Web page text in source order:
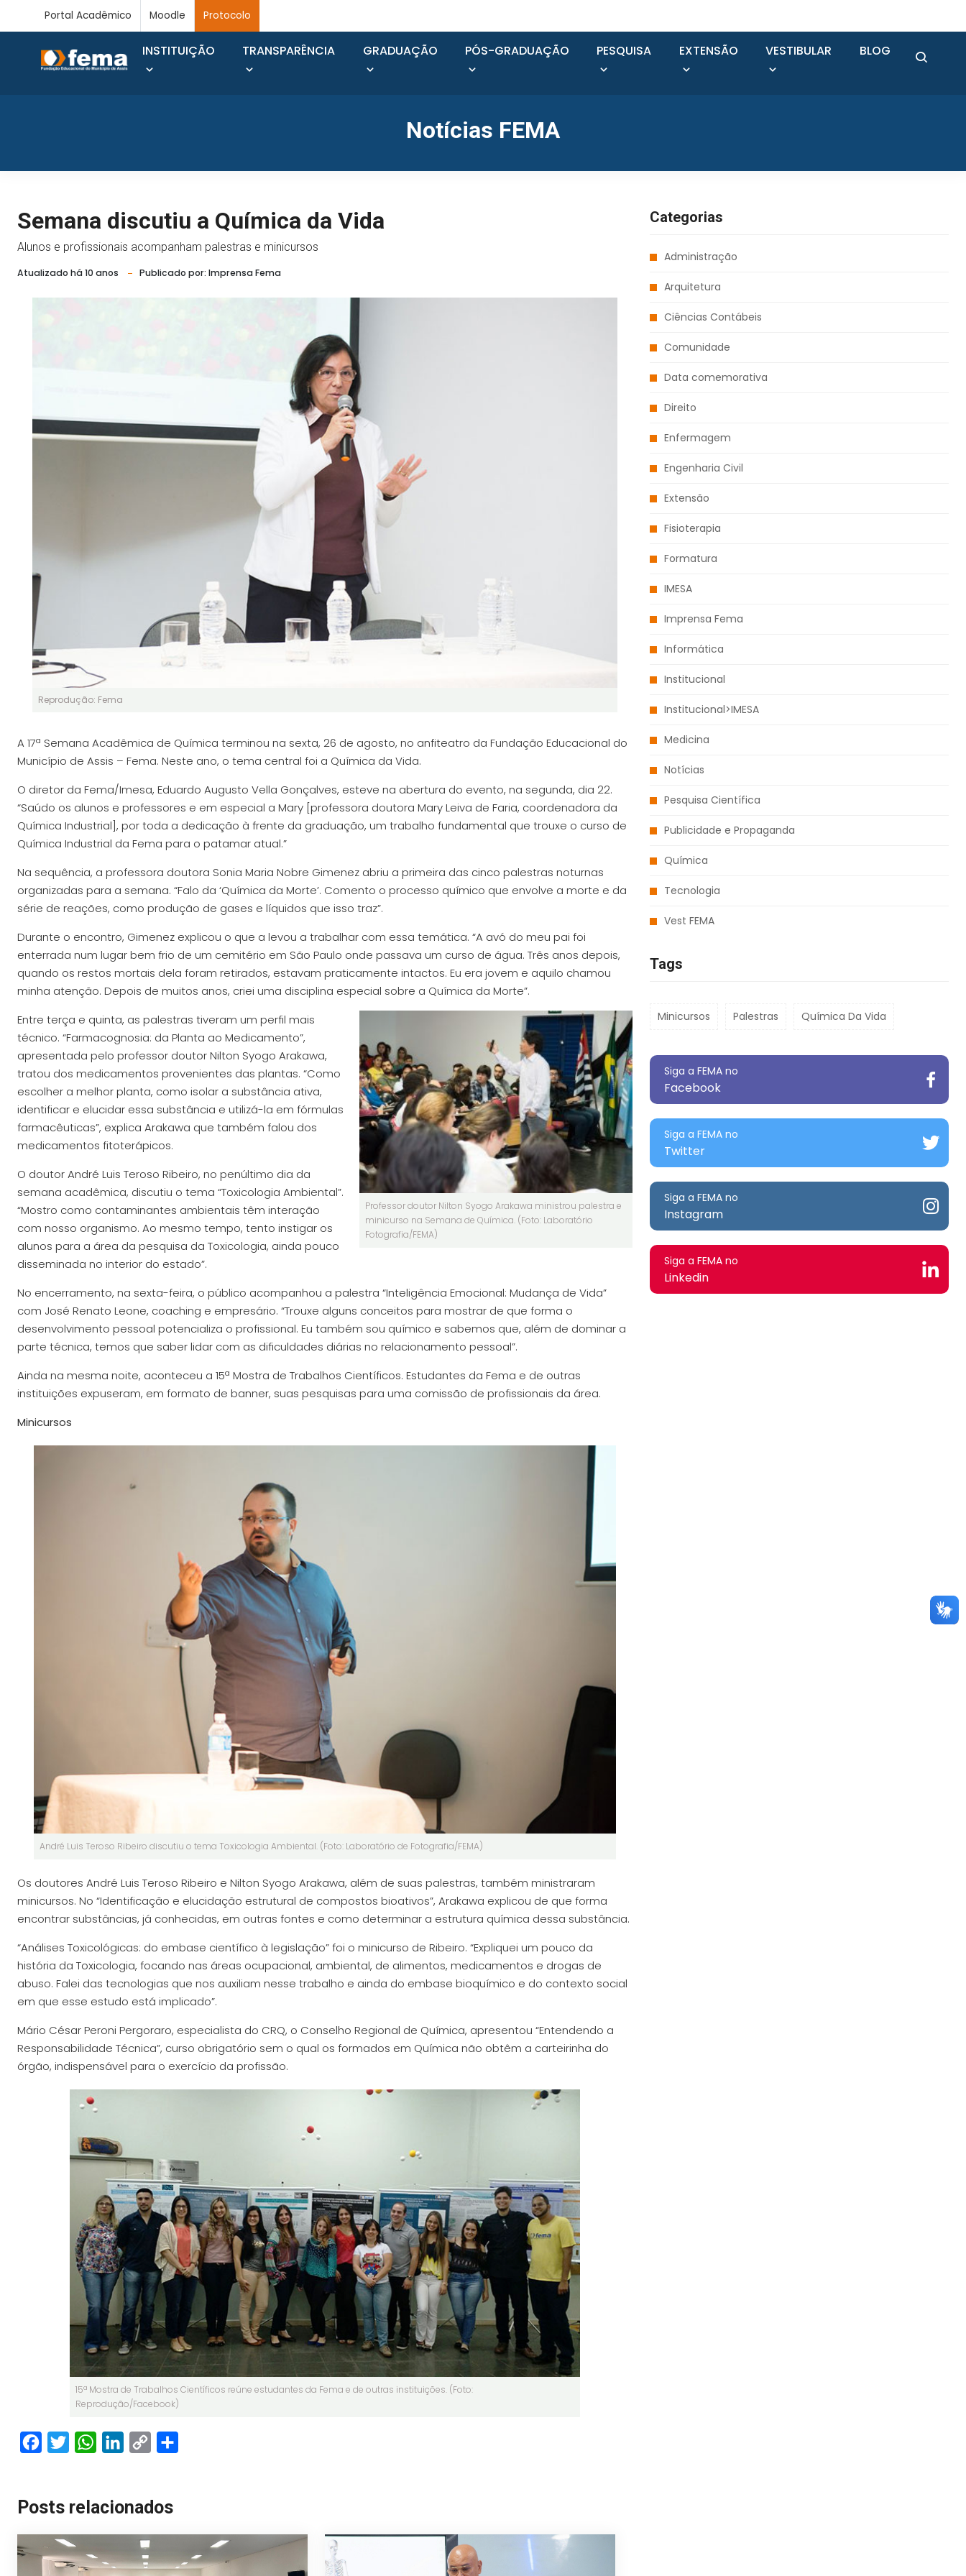
Portal Acadêmico Moodle Protocolo
INSTITUIÇÃO TRANSPARÊNCIA GRADUAÇÃO PÓS-GRADUAÇÃO PESQUISA EXTENSÃO VESTIBULAR BLOG
Notícias FEMA
Semana discutiu a Química da Vida
Alunos e profissionais acompanham palestras e minicursos
Atualizado há 10 anos Publicado por: Imprensa Fema
Reprodução: Fema
A 17ª Semana Acadêmica de Química terminou na sexta, 26 de agosto, no anfiteatro da Fundação Educacional do
Município de Assis – Fema. Neste ano, o tema central foi a Química da Vida.
O diretor da Fema/Imesa, Eduardo Augusto Vella Gonçalves, esteve na abertura do evento, na segunda, dia 22.
“Saúdo os alunos e professores e em especial a Mary [professora doutora Mary Leiva de Faria, coordenadora da
Química Industrial], por toda a dedicação à frente da graduação, um trabalho fundamental que trouxe o curso de
Química Industrial da Fema para o patamar atual.”
Na sequência, a professora doutora Sonia Maria Nobre Gimenez abriu a primeira das cinco palestras noturnas
organizadas para a semana. “Falo da ‘Química da Morte’. Comento o processo químico que envolve a morte e da
série de reações, como produção de gases e líquidos que isso traz”.
Durante o encontro, Gimenez explicou o que a levou a trabalhar com essa temática. “A avó do meu pai foi
enterrada num lugar bem frio de um cemitério em São Paulo onde passava um curso de água. Três anos depois,
quando os restos mortais dela foram retirados, estavam praticamente intactos. Eu era jovem e aquilo chamou
minha atenção. Depois de muitos anos, criei uma disciplina especial sobre a Química da Morte”.
Professor doutor Nilton Syogo Arakawa ministrou palestra e
minicurso na Semana de Química. (Foto: Laboratório
Fotografia/FEMA)
Entre terça e quinta, as palestras tiveram um perfil mais
técnico. “Farmacognosia: da Planta ao Medicamento”,
apresentada pelo professor doutor Nilton Syogo Arakawa,
tratou dos medicamentos provenientes das plantas. “Como
escolher a melhor planta, como isolar a substância ativa,
identificar e elucidar essa substância e utilizá-la em fórmulas
farmacêuticas”, explica Arakawa que também falou dos
medicamentos fitoterápicos.
O doutor André Luis Teroso Ribeiro, no penúltimo dia da
semana acadêmica, discutiu o tema “Toxicologia Ambiental”.
“Mostro como contaminantes ambientais têm interação
com nosso organismo. Ao mesmo tempo, tento instigar os
alunos para a área da pesquisa da Toxicologia, ainda pouco
disseminada no interior do estado”.
No encerramento, na sexta-feira, o público acompanhou a palestra “Inteligência Emocional: Mudança de Vida”
com José Renato Leone, coaching e empresário. “Trouxe alguns conceitos para mostrar de que forma o
desenvolvimento pessoal potencializa o profissional. Eu também sou químico e sabemos que, além de dominar a
parte técnica, temos que saber lidar com as dificuldades diárias no relacionamento pessoal”.
Ainda na mesma noite, aconteceu a 15ª Mostra de Trabalhos Científicos. Estudantes da Fema e de outras
instituições expuseram, em formato de banner, suas pesquisas para uma comissão de profissionais da área.
Minicursos
André Luis Teroso Ribeiro discutiu o tema Toxicologia Ambiental. (Foto: Laboratório de Fotografia/FEMA)
Os doutores André Luis Teroso Ribeiro e Nilton Syogo Arakawa, além de suas palestras, também ministraram
minicursos. No “Identificação e elucidação estrutural de compostos bioativos”, Arakawa explicou de que forma
encontrar substâncias, já conhecidas, em outras fontes e como determinar a estrutura química dessa substância.
“Análises Toxicológicas: do embase científico à legislação” foi o minicurso de Ribeiro. “Expliquei um pouco da
história da Toxicologia, focando nas áreas ocupacional, ambiental, de alimentos, medicamentos e drogas de
abuso. Falei das tecnologias que nos auxiliam nesse trabalho e ainda do embase bioquímico e do contexto social
em que esse estudo está implicado”.
Mário César Peroni Pergoraro, especialista do CRQ, o Conselho Regional de Química, apresentou “Entendendo a
Responsabilidade Técnica”, curso obrigatório sem o qual os formados em Química não obtêm a carteirinha do
órgão, indispensável para o exercício da profissão.
15ª Mostra de Trabalhos Científicos reúne estudantes da Fema e de outras instituições. (Foto:
Reprodução/Facebook)
FacebookTwitterWhatsAppLinkedIn
Copy
Posts relacionados
Categorias
Administração
Arquitetura
Ciências Contábeis
Comunidade
Data comemorativa
Direito
Enfermagem
Engenharia Civil
Extensão
Fisioterapia
Formatura
IMESA
Imprensa Fema
Informática
Institucional
Institucional>IMESA
Medicina
Notícias
Pesquisa Científica
Publicidade e Propaganda
Química
Tecnologia
Vest FEMA
Tags
Minicursos Palestras Química Da Vida
Siga a FEMA no
Facebook
Siga a FEMA no
Twitter
Siga a FEMA no
Instagram
Siga a FEMA no
Linkedin